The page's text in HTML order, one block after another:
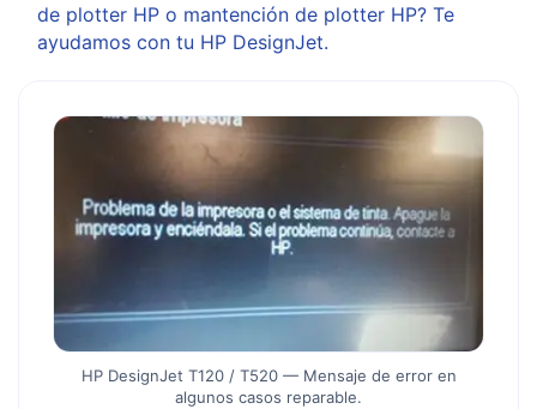
de plotter HP o mantención de plotter HP? Te
ayudamos con tu HP DesignJet.
HP DesignJet T120 / T520 — Mensaje de error en
algunos casos reparable.